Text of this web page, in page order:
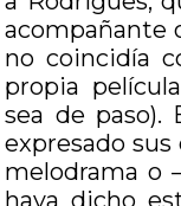
acompañante
no coincidía
propia
sea de paso).
expresado
melodrama o
haya dicho